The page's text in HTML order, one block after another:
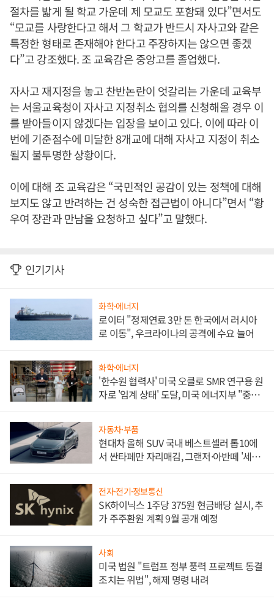
절차를 밟게 될 학교 가운데 제 모교도 포함돼 있다”면서도
“모교를 사랑한다고 해서 그 학교가 반드시 자사고와 같은
특정한 형태로 존재해야 한다고 주장하지는 않으면 좋겠
다”고 강조했다. 조 교육감은 중앙고를 졸업했다.
자사고 재지정을 놓고 찬반논란이 엇갈리는 가운데 교육부
는 서울교육청이 자사고 지정취소 협의를 신청해올 경우 이
를 받아들이지 않겠다는 입장을 보이고 있다. 이에 따라 이
번에 기준점수에 미달한 8개교에 대해 자사고 지정이 취소
될지 불투명한 상황이다.
이에 대해 조 교육감은 “국민적인 공감이 있는 정책에 대해
보지도 않고 반려하는 건 성숙한 접근법이 아니다”면서 “황
우여 장관과 만남을 요청하고 싶다”고 말했다.
인기기사
화학·에너지
로이터 "정제연료 3만 톤 한국에서 러시아
로 이동", 우크라이나의 공격에 수요 늘어
화학·에너지
'한수원 협력사' 미국 오클로 SMR 연구용 원
자로 '임계 상태' 도달, 미국 에너지부 "중요
자동차·부품
현대차 올해 SUV 국내 베스트셀러 톱10에
서 싼타페만 자리매김, 그랜저·아반떼 '세단
전자·전기·정보통신
SK하이닉스 1주당 375원 현금배당 실시, 추
가 주주환원 계획 9월 공개 예정
사회
미국 법원 "트럼프 정부 풍력 프로젝트 동결
조치는 위법", 해제 명령 내려